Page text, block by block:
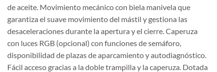
de aceite. Movimiento mecánico con biela manivela que
garantiza el suave movimiento del mástil y gestiona las
desaceleraciones durante la apertura y el cierre. Caperuza
con luces RGB (opcional) con funciones de semáforo,
disponibilidad de plazas de aparcamiento y autodiagnóstico.
Fácil acceso gracias a la doble trampilla y la caperuza. Dotada